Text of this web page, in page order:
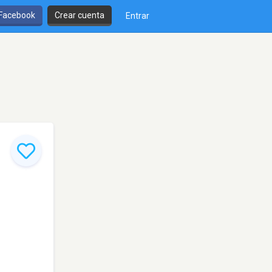
Crear cuenta Entrar